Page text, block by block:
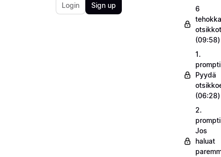
Login Sign up
6
(09:58)
1.
Pyydä
(06:28)
2.
Jos
haluat